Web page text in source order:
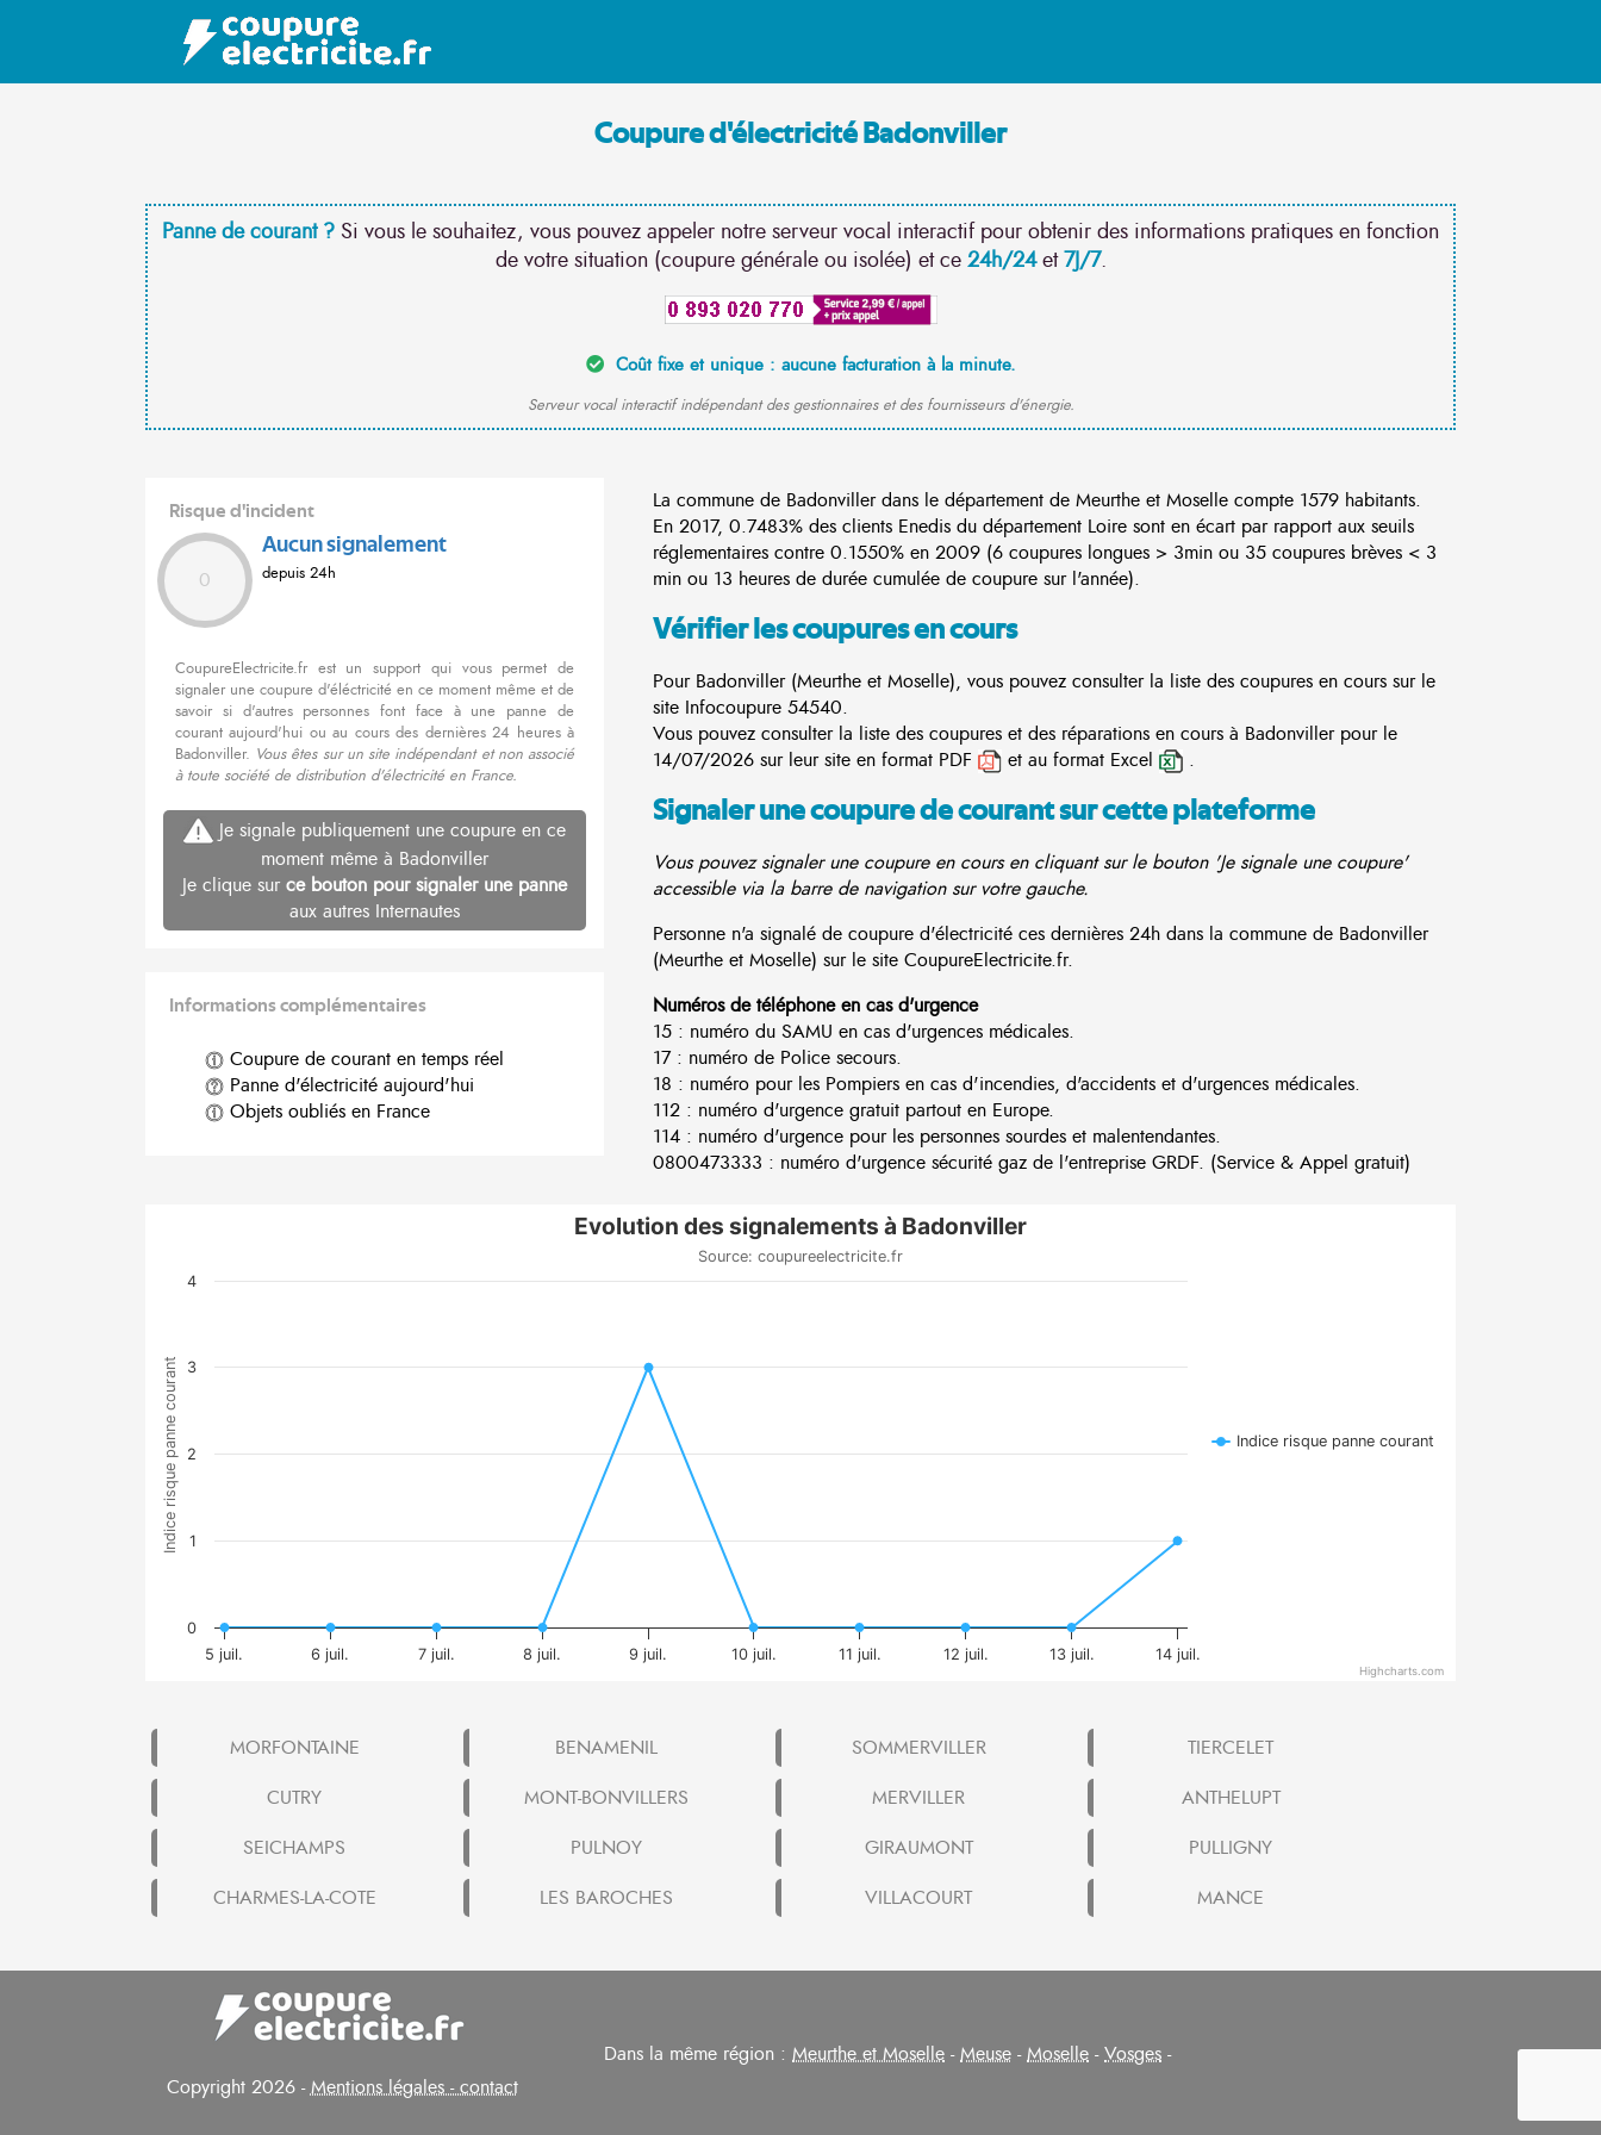
Coupure d'électricité Badonviller
Panne de courant ? Si vous le souhaitez, vous pouvez appeler notre serveur vocal interactif pour obtenir des informations pratiques en fonction
de votre situation (coupure générale ou isolée) et ce 24h/24et7J/7.
Coût fixe et unique : aucune facturation à la minute.
Serveur vocal interactif indépendant des gestionnaires et des fournisseurs d'énergie.
Risque d'incident
0
Aucun signalement
depuis 24h
CoupureElectricite.fr est un support qui vous permet de
signaler une coupure d'éléctricité en ce moment même et de
savoir si d'autres personnes font face à une panne de
courant aujourd'hui ou au cours des dernières 24 heures à
Badonviller. Vous êtes sur un site indépendant et non associé
à toute société de distribution d'électricité en France.
Je signale publiquement une coupure en ce
moment même à Badonviller
Je clique sur ce bouton pour signaler une panne
aux autres Internautes
Informations complémentaires
Coupure de courant en temps réel
Panne d'électricité aujourd'hui
Objets oubliés en France
La commune de Badonviller dans le département de Meurthe et Moselle compte 1579 habitants.
En 2017, 0.7483% des clients Enedis du département Loire sont en écart par rapport aux seuils
réglementaires contre 0.1550% en 2009 (6 coupures longues > 3min ou 35 coupures brèves < 3
min ou 13 heures de durée cumulée de coupure sur l'année).
Vérifier les coupures en cours
Pour Badonviller (Meurthe et Moselle), vous pouvez consulter la liste des coupures en cours sur le
site Infocoupure 54540.
Vous pouvez consulter la liste des coupures et des réparations en cours à Badonviller pour le
14/07/2026 sur leur site en format PDF
et au format Excel .
Signaler une coupure de courant sur cette plateforme
Vous pouvez signaler une coupure en cours en cliquant sur le bouton 'Je signale une coupure'
accessible via la barre de navigation sur votre gauche.
Personne n'a signalé de coupure d'électricité ces dernières 24h dans la commune de Badonviller
(Meurthe et Moselle) sur le site CoupureElectricite.fr.
Numéros de téléphone en cas d'urgence
15 : numéro du SAMU en cas d'urgences médicales.
17 : numéro de Police secours.
18 : numéro pour les Pompiers en cas d'incendies, d'accidents et d'urgences médicales.
112 : numéro d'urgence gratuit partout en Europe.
114 : numéro d'urgence pour les personnes sourdes et malentendantes.
0800473333 : numéro d'urgence sécurité gaz de l'entreprise GRDF. (Service & Appel gratuit)
Indice risque panne courant
Evolution des signalements à Badonviller
Source: coupureelectricite.fr
Indice risque panne courant
5 juil. 6 juil. 7 juil. 8 juil. 9 juil. 10 juil. 11 juil. 12 juil. 13 juil. 14 juil.
0
1
2
3
4
Highcharts.com
MORFONTAINE BENAMENIL SOMMERVILLER
TIERCELET
CUTRY
MONT-BONVILLERS MERVILLER
ANTHELUPT
SEICHAMPS
PULNOY GIRAUMONT
PULLIGNY
CHARMES-LA-COTE
LES BAROCHES VILLACOURT MANCE
Copyright 2026 -Mentions légales - contact
Dans la même région : Meurthe et Moselle -Meuse -Moselle -Vosges -